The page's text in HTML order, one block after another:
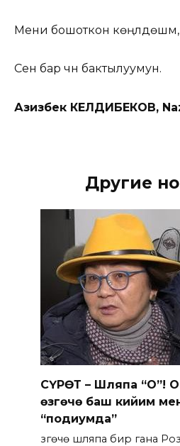
Мени бошоткон көңүлдөшүм,
Сен бар үчүн бактылуумун.
Азизбек КЕЛДИБЕКОВ,
Другие
СҮРӨТ – Шляпа “О”!
өзгөчө баш кийим
“подиумда”
Өзгөчө шляпа бир гана